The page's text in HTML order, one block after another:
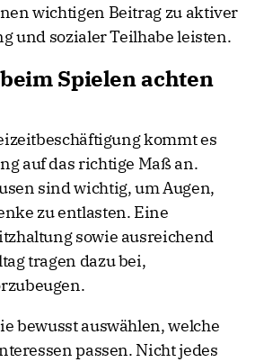
wichtigen Beitrag zu aktiver
und sozialer Teilhabe leisten.
Spielen achten
kommt es
auf das richtige Maß an.
sind wichtig, um Augen,
zu entlasten. Eine
sowie ausreichend
tragen dazu bei,
bewusst auswählen, welche
passen. Nicht jedes